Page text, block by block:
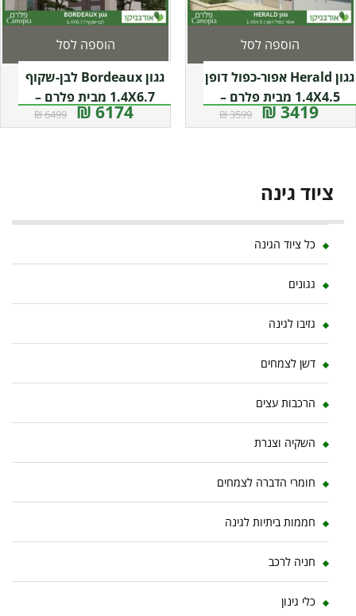
גגון Herald אפור-כפול דופן
1.4X4.5 מבית פלרם –
Canopia
3419 ₪
3599 ₪
הוספה לסל
גגון Bordeaux לבן-שקוף
1.4X6.7 מבית פלרם –
Canopia
6174 ₪
6499 ₪
הוספה לסל
ציוד גינה
כל ציוד הגינה
גגונים
גזיבו לגינה
דשן לצמחים
הרכבות עצים
השקיה וצנרת
חומרי הדברה לצמחים
חממות ביתיות לגינה
חניה לרכב
כלי גינון